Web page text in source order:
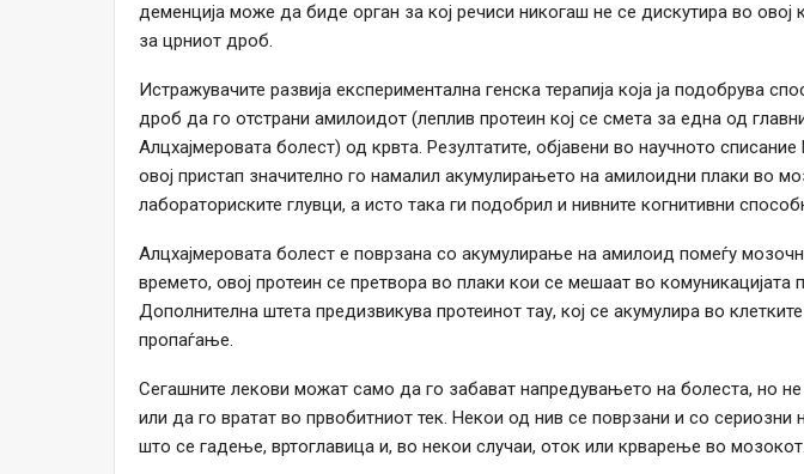
деменција може да биде орган за кој речиси никогаш не се дискутира во овој
за црниот дроб.
Истражувачите развија експериментална генска терапија која ја подобрува
дроб да го отстрани амилоидот (леплив протеин кој се смета за една од
Алцхајмеровата болест) од крвта. Резултатите, објавени во научното
овој пристап значително го намалил акумулирањето на амилоидни плаки во
лабораториските глувци, а исто така ги подобрил и нивните когнитивни
Алцхајмеровата болест е поврзана со акумулирање на амилоид помеѓу
времето, овој протеин се претвора во плаки кои се мешаат во комуникацијата
Дополнителна штета предизвикува протеинот тау, кој се акумулира во
пропаѓање.
Сегашните лекови можат само да го забават напредувањето на болеста, но
или да го вратат во првобитниот тек. Некои од нив се поврзани и со сериозни
што се гадење, вртоглавица и, во некои случаи, оток или крварење во мозокот.